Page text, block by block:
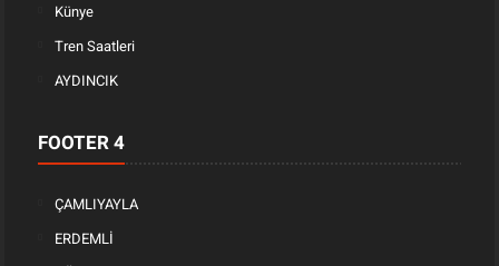
Künye
Tren Saatleri
AYDINCIK
FOOTER 4
ÇAMLIYAYLA
ERDEMLİ